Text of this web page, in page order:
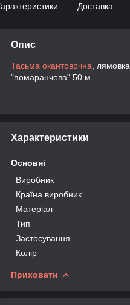
Доставка
Опис
Тасьма окантовочна , лямовка
"помаранчева" 50 м
Характеристики
Основні
Виробник
Країна виробник
Матеріал
Тип
Застосування
Колір
Приховати